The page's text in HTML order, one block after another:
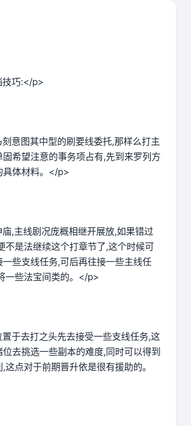
技巧:</p>
意图其中型的刷要线委托,那样么打主
固希望注意的事务项占有,先到来罗列方
具体材料。</p>
,主线剧况庞概相继开展放,如果错过
不是法继续这个打章节了,这个时候可
些支线任务,可后再往接一些主线任
一些法宝间类的。</p>
于去打之头先去接受一些支线任务,这
位去挑选一些副本的难度,同时可以得到
这点对于前期晋升依是很有援助的。